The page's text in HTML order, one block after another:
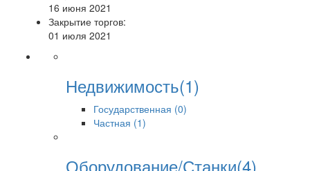
16 июня 2021
Закрытие торгов:
01 июля 2021
Недвижимость(1)
Государственная (0)
Частная (1)
Оборудование/Станки(4)